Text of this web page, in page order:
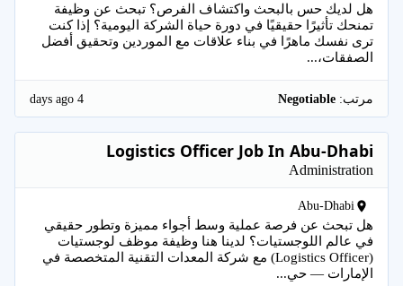
هل لديك حس بالبحث واكتشاف الفرص؟ تبحث عن وظيفة
تمنحك تأثيرًا حقيقيًا في دورة حياة الشركة اليومية؟ إذا كنت
ترى نفسك ماهرًا في بناء علاقات مع الموردين وتحقيق أفضل
الصفقات،...
مرتب: 4 days ago
Logistics Officer Job In Abu-Dhabi
Administration
Abu-Dhabi
هل تبحث عن فرصة عملية وسط أجواء مميزة وتطور حقيقي
في عالم اللوجستيات؟ لدينا هنا وظيفة موظف لوجستيات
(Logistics Officer) مع شركة المعدات التقنية المتخصصة في
الإمارات — حي...